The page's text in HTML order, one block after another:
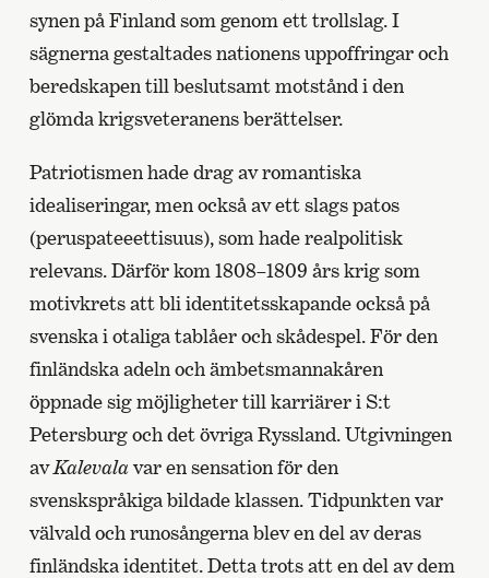
synen på Finland som genom ett trollslag. I
sägnerna gestaltades nationens uppoffringar och
beredskapen till beslutsamt motstånd i den
glömda krigsveteranens berättelser.
Patriotismen hade drag av romantiska
idealiseringar, men också av ett slags patos
(peruspateeettisuus), som hade realpolitisk
relevans. Därför kom 1808–1809 års krig som
motivkrets att bli identitetsskapande också på
svenska i otaliga tablåer och skådespel. För den
finländska adeln och ämbetsmannakåren
öppnade sig möjligheter till karriärer i S:t
Petersburg och det övriga Ryssland. Utgivningen
avKalevalavar en sensation för den
svenskspråkiga bildade klassen. Tidpunkten var
välvald och runosångerna blev en del av deras
finländska identitet. Detta trots att en del av dem